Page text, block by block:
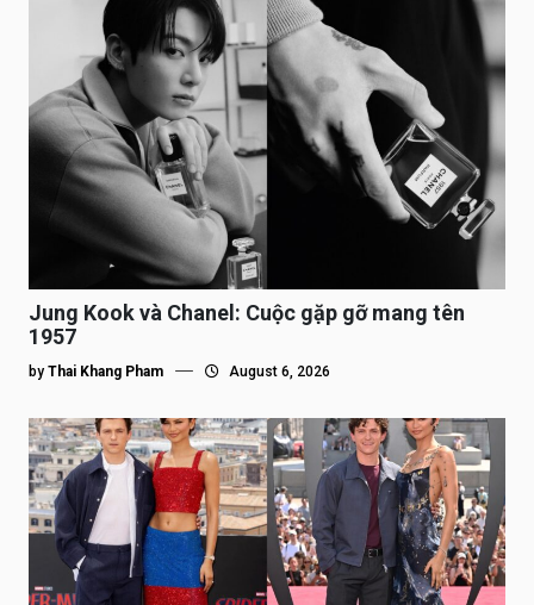
Jung Kook và Chanel: Cuộc gặp gỡ mang tên
1957
by Thai Khang Pham August 6, 2026